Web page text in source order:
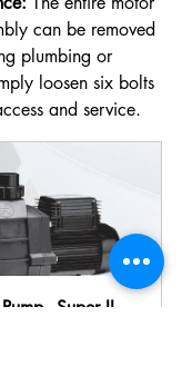
can be removed
plumbing or
loosen six bolts
and service.
- Super II